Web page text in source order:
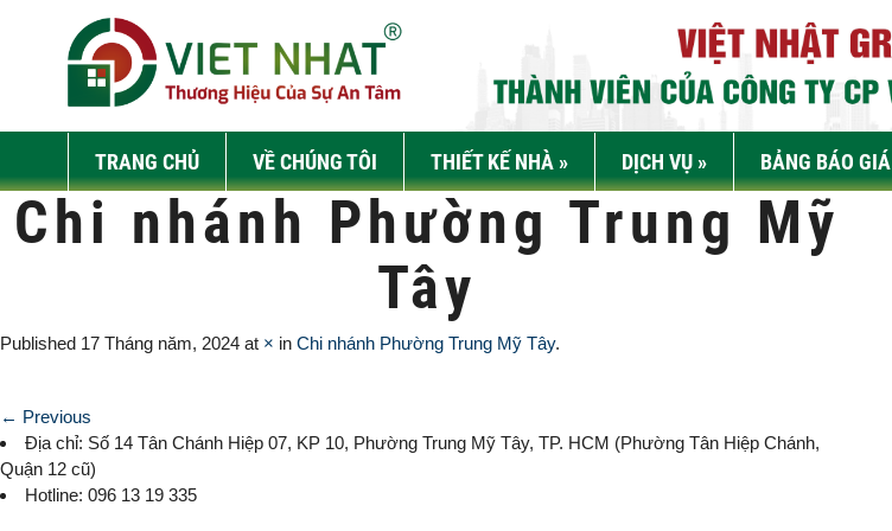
TRANG CHỦ VỀ CHÚNG TÔI THIẾT KẾ NHÀ » DỊCH VỤ » BẢNG BÁO GIÁ
Chi nhánh Phường Trung Mỹ
Tây
Published 17 Tháng năm, 2024 at × in Chi nhánh Phường Trung Mỹ Tây.
← Previous
Địa chỉ: Số 14 Tân Chánh Hiệp 07, KP 10, Phường Trung Mỹ Tây, TP. HCM (Phường Tân Hiệp Chánh,
Quận 12 cũ)
Hotline: 096 13 19 335